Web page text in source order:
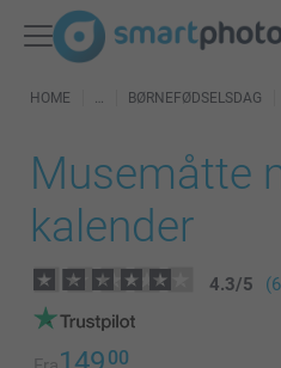
HOME BØRNEFØDSELSDAG
Musemåtte
kalender
4.3/5
00